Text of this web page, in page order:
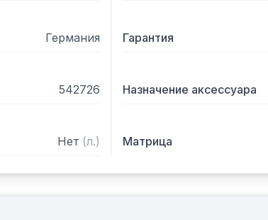
Германия Гарантия
542726 Назначение аксессуара
Нет (л.) Матрица